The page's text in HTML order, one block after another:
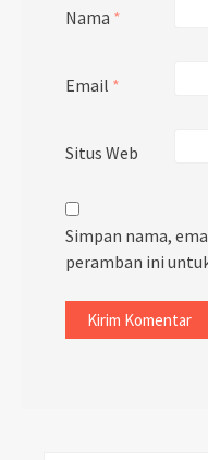
Nama *
Email *
Situs Web
Simpan nama,
peramban ini